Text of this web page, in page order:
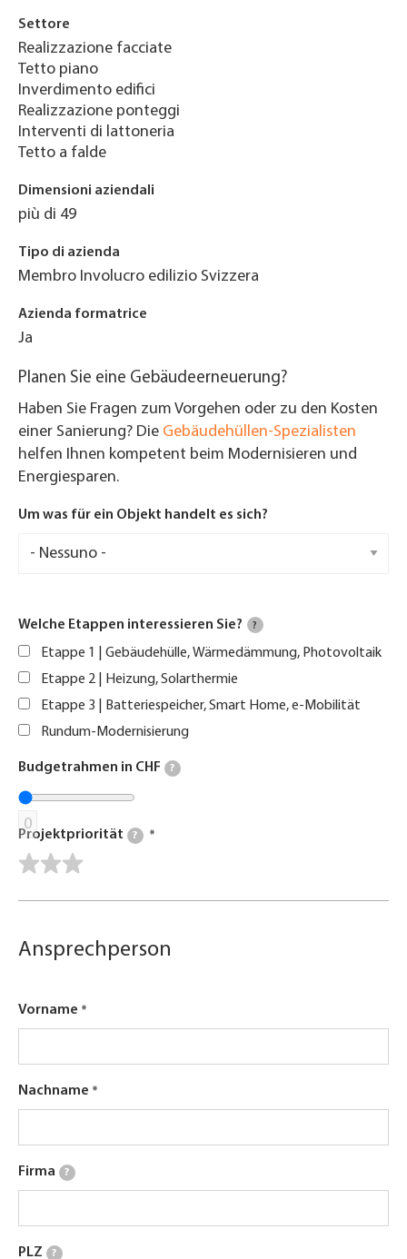
Settore
Realizzazione facciate
Tetto piano
Inverdimento edifici
Realizzazione ponteggi
Interventi di lattoneria
Tetto a falde
Dimensioni aziendali
più di 49
Tipo di azienda
Membro Involucro edilizio Svizzera
Azienda formatrice
Ja
Planen Sie eine Gebäudeerneuerung?
Haben Sie Fragen zum Vorgehen oder zu den Kosten
einer Sanierung? Die Gebäudehüllen-Spezialisten
helfen Ihnen kompetent beim Modernisieren und
Energiesparen.
Um was für ein Objekt handelt es sich?
Welche Etappen interessieren Sie? ?
Etappe 1 | Gebäudehülle, Wärmedämmung, Photovoltaik
Etappe 2 | Heizung, Solarthermie
Etappe 3 | Batteriespeicher, Smart Home, e-Mobilität
Rundum-Modernisierung
Budgetrahmen in CHF ?
0
Projektpriorität ?
Ansprechperson
Vorname
Nachname
Firma ?
PLZ ?